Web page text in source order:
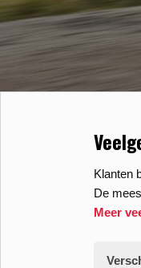
Klanten
De
Meer